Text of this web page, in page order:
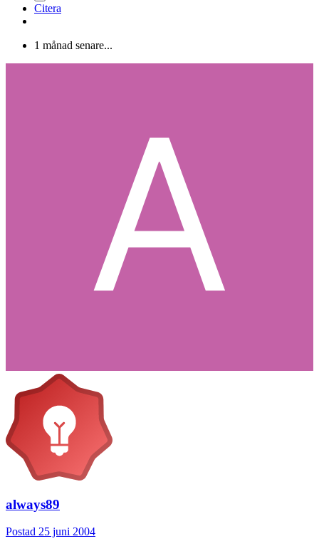
Citera
1 månad senare...
always89
Postad 25 juni 2004